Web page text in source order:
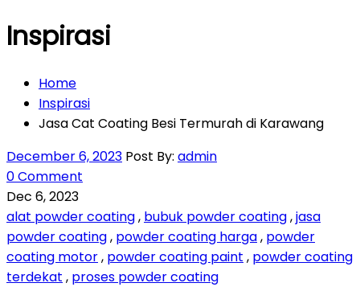
Inspirasi
Home
Inspirasi
Jasa Cat Coating Besi Termurah di Karawang
December 6, 2023 Post By: admin
0 Comment
Dec 6, 2023
alat powder coating, bubuk powder coating,jasa
powder coating, powder coating harga, powder
coating motor, powder coating paint , powder coating
terdekat , proses powder coating